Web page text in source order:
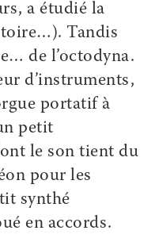
a étudié la
Tandis
de l’octodyna.
d’instruments,
portatif à
petit
le son tient du
pour les
synthé
en accords.